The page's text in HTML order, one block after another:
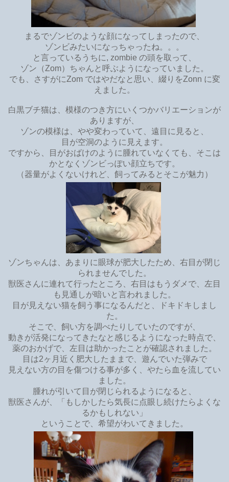
まるでゾンビのような顔になってしまったので、
ゾンビみたいになっちゃったね。。。
と言っているうちに, zombie の頭を取って、
ゾン（Zom）ちゃんと呼ぶようになっていました。
でも、さすがにZom ではやだなと思い、綴りをZonn に変
えました。
白黒ブチ猫は、模様のつき方にいくつかバリエーションが
ありますが、
ゾンの模様は、やや変わっていて、遠目に見ると、
目が空洞のように見えます。
ですから、目がおばけのように腫れていなくても、そこは
かとなくゾンビっぽい顔立ちです。
（器量がよくないけれど、飼ってみるとそこが魅力）
ゾンちゃんは、あまりに眼球が肥大したため、右目が閉じ
られませんでした。
獣医さんに連れて行ったところ、右目はもうダメで、左目
も見通しが暗いと言われました。
目が見えない猫を飼う事になるんだと、ドキドキしまし
た。
そこで、飼い方を調べたりしていたのですが、
動きが活発になってきたなと感じるようになった時点で、
薬のおかげで、左目は助かったことが確認されました。
目は2ヶ月近く肥大したままで、遊んでいた弾みで
見えない方の目を傷つける事が多く、やたら血を流してい
ました。
腫れが引いて目が閉じられるようになると、
獣医さんが、「もしかしたら気長に点眼し続けたらよくな
るかもしれない」
ということで、希望がわいてきました。